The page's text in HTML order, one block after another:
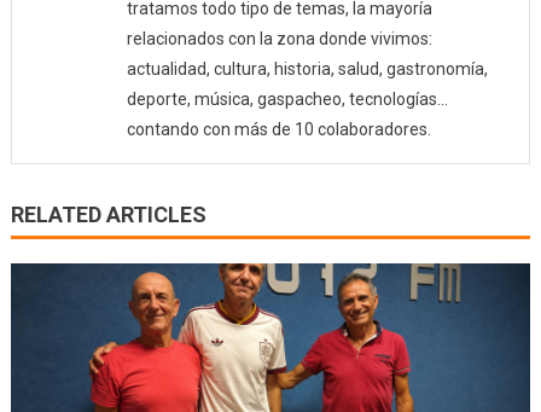
tratamos todo tipo de temas, la mayoría
relacionados con la zona donde vivimos:
actualidad, cultura, historia, salud, gastronomía,
deporte, música, gaspacheo, tecnologías…
contando con más de 10 colaboradores.
RELATED ARTICLES